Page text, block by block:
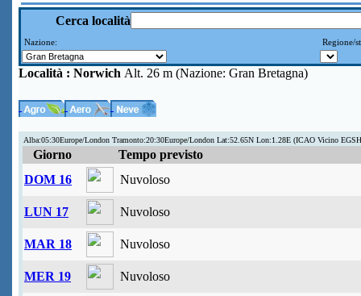
Cerca località
Nazione: Regione/
Località : Norwich Alt. 26 m (Nazione: Gran Bretagna)
Alba:05:30Europe/London Tramonto:20:30Europe/London Lat:52.65N Lon:1.28E (ICAO Vicino
Giorno
Tempo previsto
DOM 16
Nuvoloso
LUN 17 Nuvoloso
MAR 18 Nuvoloso
MER 19 Nuvoloso